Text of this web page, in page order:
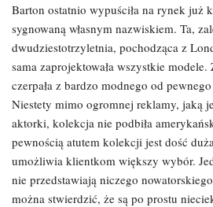
Barton ostatnio wypuściła na rynek już
sygnowaną własnym nazwiskiem. Ta,
dwudziestotrzyletnia, pochodząca z
sama zaprojektowała wszystkie
czerpała z bardzo modnego od
Niestety mimo ogromnej reklamy, jaką
aktorki, kolekcja nie podbiła
pewnością atutem kolekcji jest dość
umożliwia klientkom większy wybór.
nie przedstawiają niczego
można stwierdzić, że są po prostu